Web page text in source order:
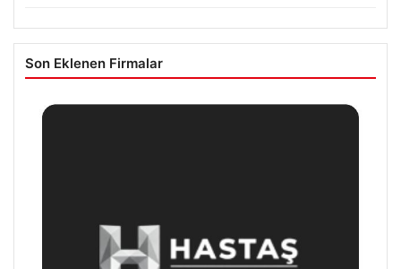
Son Eklenen Firmalar